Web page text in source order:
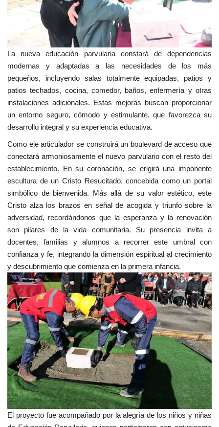
La nueva educación parvularia constará de dependencias
modernas y adaptadas a las necesidades de los más
pequeños, incluyendo salas totalmente equipadas, patios y
patios techados, cocina, comedor, baños, enfermería y otras
instalaciones adicionales. Estas mejoras buscan proporcionar
un entorno seguro, cómodo y estimulante, que favorezca su
desarrollo integral y su experiencia educativa.
Como eje articulador se construirá un boulevard de acceso que
conectará armoniosamente el nuevo parvulario con el resto del
establecimiento. En su coronación, se erigirá una imponente
escultura de un Cristo Resucitado, concebida como un portal
simbólico de bienvenida. Más allá de su valor estético, este
Cristo alza los brazos en señal de acogida y triunfo sobre la
adversidad, recordándonos que la esperanza y la renovación
son pilares de la vida comunitaria. Su presencia invita a
docentes, familias y alumnos a recorrer este umbral con
confianza y fe, integrando la dimensión espiritual al crecimiento
y descubrimiento que comienza en la primera infancia.
El proyecto fue acompañado por la alegría de los niños y niñas